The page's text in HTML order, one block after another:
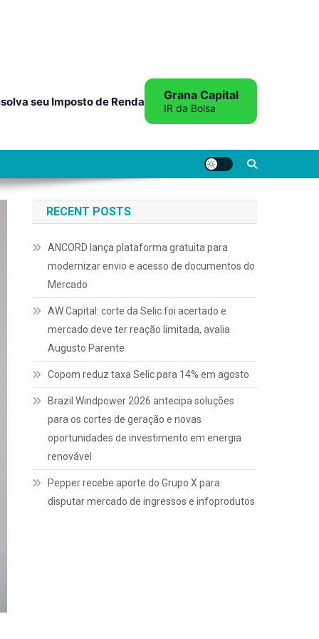
seu Imposto de Renda Grana Capital
IR da Bolsa
RECENT POSTS
ANCORD lança plataforma gratuita para
modernizar envio e acesso de documentos do
Mercado
AW Capital: corte da Selic foi acertado e
mercado deve ter reação limitada, avalia
Augusto Parente
Copom reduz taxa Selic para 14% em agosto
Brazil Windpower 2026 antecipa soluções
para os cortes de geração e novas
oportunidades de investimento em energia
renovável
Pepper recebe aporte do Grupo X para
disputar mercado de ingressos e infoprodutos